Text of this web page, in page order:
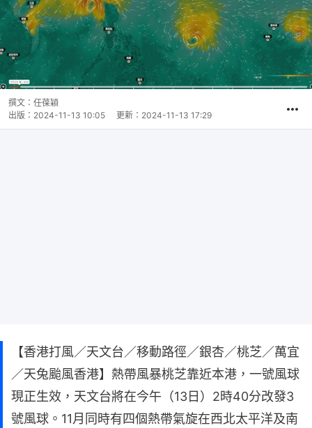
撰文： 任葆穎
出版： 2024-11-13 10:05 更新： 2024-11-13 17:29
【香港打風／天文台／移動路徑／銀杏／桃芝／萬宜
／天兔颱風香港】熱帶風暴桃芝靠近本港，一號風球
現正生效，天文台將在今午（13日）2時40分改發3
號風球。11月同時有四個熱帶氣旋在西北太平洋及南